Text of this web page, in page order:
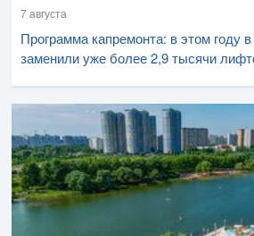
7 августа
Программа капремонта: в этом году
заменили уже более 2,9 тысячи